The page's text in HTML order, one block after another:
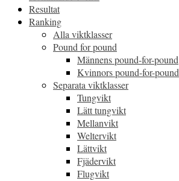
Resultat
Ranking
Alla viktklasser
Pound for pound
Männens pound-for-pound
Kvinnors pound-for-pound
Separata viktklasser
Tungvikt
Lätt tungvikt
Mellanvikt
Weltervikt
Lättvikt
Fjädervikt
Flugvikt